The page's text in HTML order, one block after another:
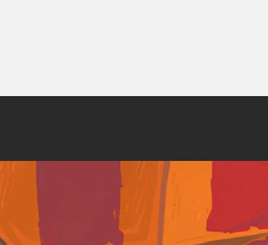
комедиях